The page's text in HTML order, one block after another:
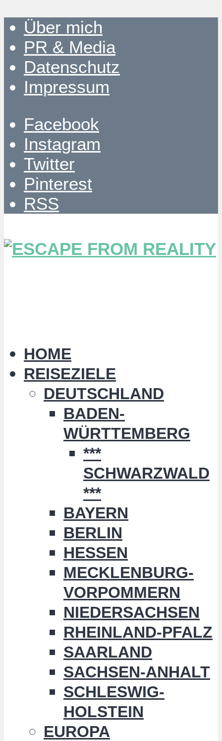
Über mich
PR & Media
Datenschutz
Impressum
Facebook
Instagram
Twitter
Pinterest
RSS
HOME
REISEZIELE
DEUTSCHLAND
BADEN-
WÜRTTEMBERG
***
SCHWARZWALD
***
BAYERN
BERLIN
HESSEN
MECKLENBURG-
VORPOMMERN
NIEDERSACHSEN
RHEINLAND-PFALZ
SAARLAND
SACHSEN-ANHALT
SCHLESWIG-
HOLSTEIN
EUROPA